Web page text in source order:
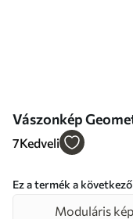
7Kedveli
Ez a termék a
Moduláris kép